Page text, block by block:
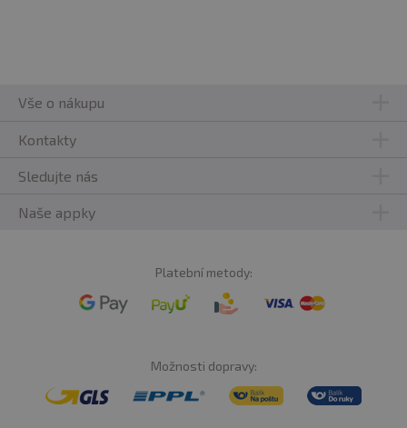
Vše o nákupu
Kontakty
Sledujte nás
Naše appky
Platební metody:
Možnosti dopravy: